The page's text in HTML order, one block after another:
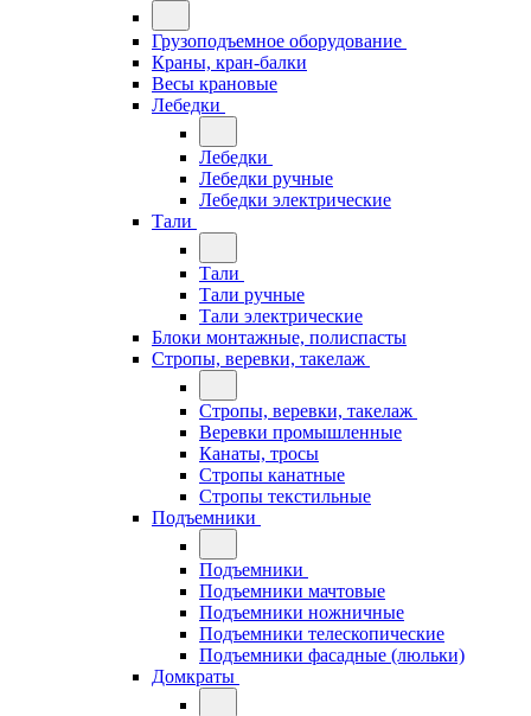
Грузоподъемное оборудование
Краны, кран-балки
Весы крановые
Лебедки
Лебедки
Лебедки ручные
Лебедки электрические
Тали
Тали
Тали ручные
Тали электрические
Блоки монтажные, полиспасты
Стропы, веревки, такелаж
Стропы, веревки, такелаж
Веревки промышленные
Канаты, тросы
Стропы канатные
Стропы текстильные
Подъемники
Подъемники
Подъемники мачтовые
Подъемники ножничные
Подъемники телескопические
Подъемники фасадные (люльки)
Домкраты